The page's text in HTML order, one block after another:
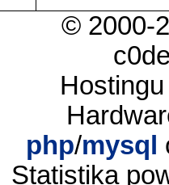
© 2000-
php/mysql
Statistika